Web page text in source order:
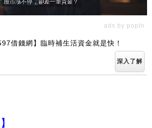
ads by popIn
借錢網】臨時補生活資金就是快！
深入了解